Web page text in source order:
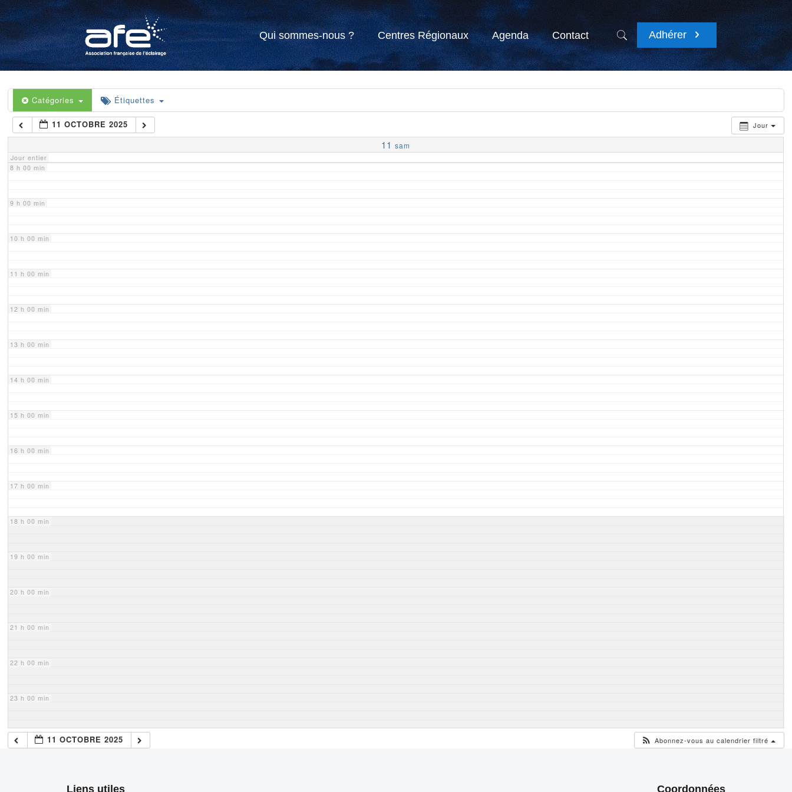
Qui sommes-nous ? Centres Régionaux Agenda Contact Adhérer
Catégories Étiquettes
Jour
11 OCTOBRE 2025
11 sam
Jour entier
4 h 00 min
5 h 00 min
6 h 00 min
7 h 00 min
8 h 00 min
9 h 00 min
10 h 00 min
11 h 00 min
12 h 00 min
13 h 00 min
14 h 00 min
15 h 00 min
16 h 00 min
17 h 00 min
18 h 00 min
19 h 00 min
20 h 00 min
21 h 00 min
22 h 00 min
23 h 00 min
11 OCTOBRE 2025 Abonnez-vous au calendrier filtré
Liens utiles Coordonnées